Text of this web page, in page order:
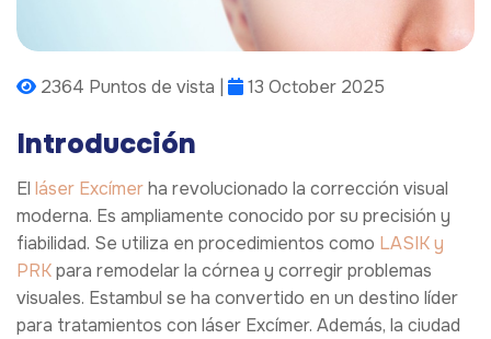
2364 Puntos de vista | 13 October 2025
Introducción
El láser Excímerha revolucionado la corrección visual
moderna. Es ampliamente conocido por su precisión y
fiabilidad. Se utiliza en procedimientos como LASIK y
PRKpara remodelar la córnea y corregir problemas
visuales. Estambul se ha convertido en un destino líder
para tratamientos con láser Excímer. Además, la ciudad